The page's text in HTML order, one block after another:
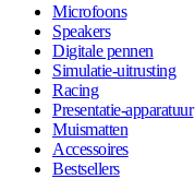
Microfoons
Speakers
Digitale pennen
Simulatie-uitrusting
Racing
Presentatie-apparatuur
Muismatten
Accessoires
Bestsellers